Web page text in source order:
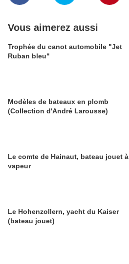
Vous aimerez aussi
Trophée du canot automobile "Jet
Ruban bleu"
Modèles de bateaux en plomb
(Collection d'André Larousse)
Le comte de Hainaut, bateau jouet à
vapeur
Le Hohenzollern, yacht du Kaiser
(bateau jouet)